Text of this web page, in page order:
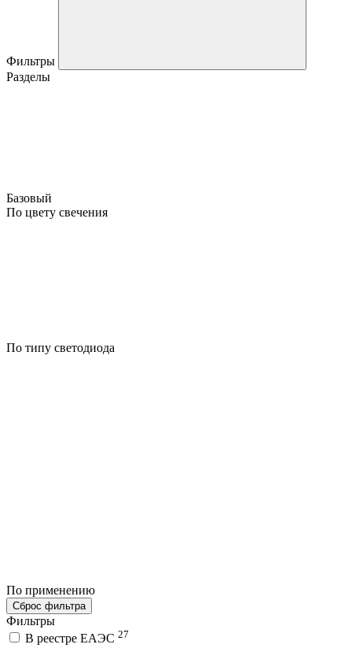
Фильтры
Разделы
Базовый
По цвету свечения
По типу светодиода
По применению
Сброс фильтра
Фильтры
В реестре ЕАЭС 27